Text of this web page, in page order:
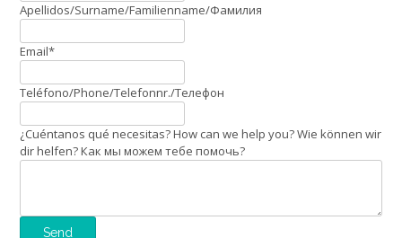
Apellidos/Surname/Familienname/Фамилия
Email*
Teléfono/Phone/Telefonnr./Телефон
¿Cuéntanos qué necesitas? How can we help you? Wie können wir
dir helfen? Как мы можем тебе помочь?
Send